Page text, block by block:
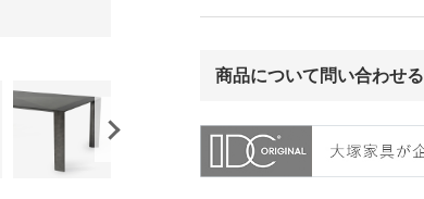
商品について問い合わせる